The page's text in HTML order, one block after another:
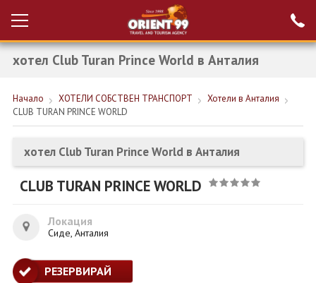
Вход за агенти
Проверка на
РАННИ ЗАПИСВАНИЯ ТУРЦИЯ
НОВА ГОДИНА ТУРЦИЯ
НОВА ГОДИНА
ПОЧИВКИ
КРУИЗИ
ЕКСКУРЗИИ
хотел Club Turan Prince World в Анталия
Начало ХОТЕЛИ СОБСТВЕН ТРАНСПОРТ
Хотели в Анталия
CLUB TURAN PRINCE WORLD
хотел Club Turan Prince World в Анталия
CLUB TURAN PRINCE WORLD
Локация
Сиде, Анталия
РЕЗЕРВИРАЙ